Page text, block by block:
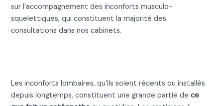
sur l’accompagnement des inconforts musculo-
squelettiques, qui constituent la majorité des
consultations dans nos cabinets.
Les inconforts lombaires, qu’ils soient récents ou installés
depuis longtemps, constituent une grande partie dece